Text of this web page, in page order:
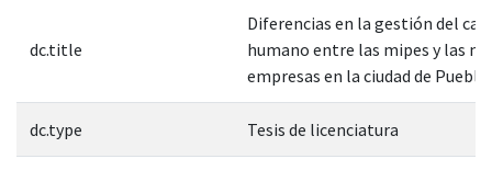
dc.title
Diferencias en la gestión del
humano entre las mipes y las
empresas en la ciudad de Puebla
dc.type Tesis de licenciatura